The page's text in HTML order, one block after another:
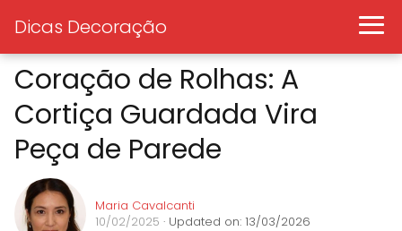
Dicas Decoração
Coração de Rolhas: A
Cortiça Guardada Vira
Peça de Parede
Maria Cavalcanti
10/02/2025 · Updated on: 13/03/2026